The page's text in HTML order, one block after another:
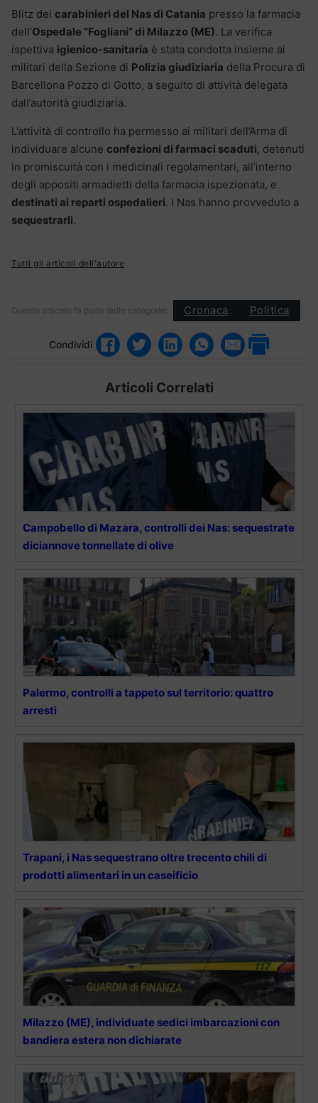
Blitz dei carabinieri del Nas di Catania presso la farmacia
dell’Ospedale “Fogliani” di Milazzo (ME). La verifica
ispettiva igienico-sanitaria è stata condotta insieme ai
militari della Sezione di Polizia giudiziaria della Procura di
Barcellona Pozzo di Gotto, a seguito di attività delegata
dall’autorità giudiziaria.
L’attività di controllo ha permesso ai militari dell’Arma di
individuare alcune confezioni di farmaci scaduti, detenuti
in promiscuità con i medicinali regolamentari, all’interno
degli appositi armadietti della farmacia ispezionata, e
destinati ai reparti ospedalieri. I Nas hanno provveduto a
sequestrarli.
Tutti gli articoli dell'autore
Questo articolo fa parte delle categorie: Cronaca Politica
Condividi
Articoli Correlati
Campobello di Mazara, controlli dei Nas: sequestrate
diciannove tonnellate di olive
Palermo, controlli a tappeto sul territorio: quattro
arresti
Trapani, i Nas sequestrano oltre trecento chili di
prodotti alimentari in un caseificio
Milazzo (ME), individuate sedici imbarcazioni con
bandiera estera non dichiarate